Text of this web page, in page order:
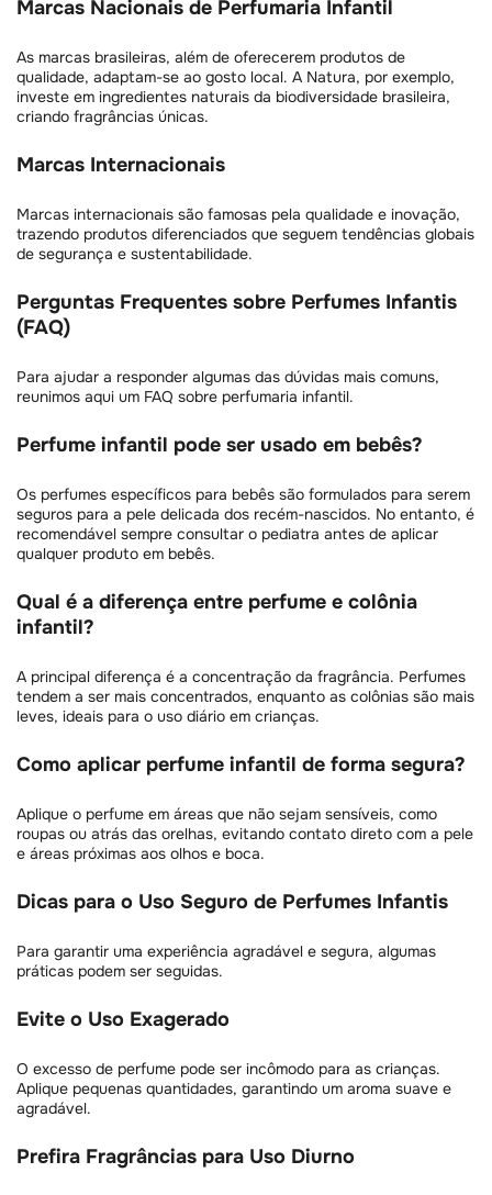
Marcas Nacionais de Perfumaria Infantil
As marcas brasileiras, além de oferecerem produtos de
qualidade, adaptam-se ao gosto local. A Natura, por exemplo,
investe em ingredientes naturais da biodiversidade brasileira,
criando fragrâncias únicas.
Marcas Internacionais
Marcas internacionais são famosas pela qualidade e inovação,
trazendo produtos diferenciados que seguem tendências globais
de segurança e sustentabilidade.
Perguntas Frequentes sobre Perfumes Infantis
(FAQ)
Para ajudar a responder algumas das dúvidas mais comuns,
reunimos aqui um FAQ sobre perfumaria infantil.
Perfume infantil pode ser usado em bebês?
Os perfumes específicos para bebês são formulados para serem
seguros para a pele delicada dos recém-nascidos. No entanto, é
recomendável sempre consultar o pediatra antes de aplicar
qualquer produto em bebês.
Qual é a diferença entre perfume e colônia
infantil?
A principal diferença é a concentração da fragrância. Perfumes
tendem a ser mais concentrados, enquanto as colônias são mais
leves, ideais para o uso diário em crianças.
Como aplicar perfume infantil de forma segura?
Aplique o perfume em áreas que não sejam sensíveis, como
roupas ou atrás das orelhas, evitando contato direto com a pele
e áreas próximas aos olhos e boca.
Dicas para o Uso Seguro de Perfumes Infantis
Para garantir uma experiência agradável e segura, algumas
práticas podem ser seguidas.
Evite o Uso Exagerado
O excesso de perfume pode ser incômodo para as crianças.
Aplique pequenas quantidades, garantindo um aroma suave e
agradável.
Prefira Fragrâncias para Uso Diurno